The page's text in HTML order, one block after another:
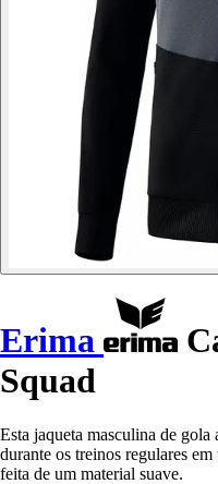
Erima
Squad
Esta jaqueta masculina de gola
durante os treinos regulares
feita de um material suave.